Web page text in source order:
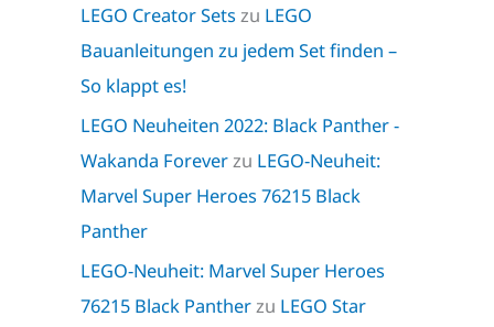
LEGO Creator Sets zu LEGO
Bauanleitungen zu jedem Set finden –
So klappt es!
LEGO Neuheiten 2022: Black Panther -
Wakanda Foreverzu LEGO-Neuheit:
Marvel Super Heroes 76215 Black
Panther
LEGO-Neuheit: Marvel Super Heroes
76215 Black Pantherzu LEGO Star